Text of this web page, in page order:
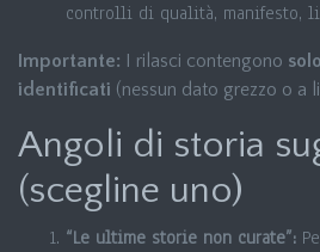
controlli di qualità, manifesto,
Importante: I rilasci contengono
identificati (nessun dato grezzo o a
Angoli di storia
(scegline uno)
“Le ultime storie non curate”: